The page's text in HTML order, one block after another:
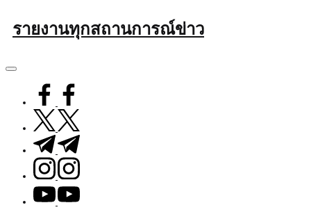
Skip
to
รายงานทุกสถานการณ์ข่าว
facebook.com
twitter.com
t.me
instagram.com
youtube.com